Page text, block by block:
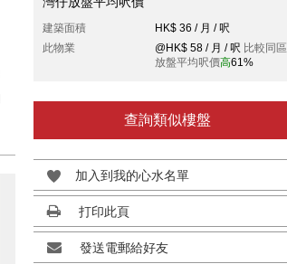
建築面積
HK$ 36 / 月 / 呎
此物業
@HK$ 58 / 月 / 呎 比較同區
放盤平均呎價高61%
查詢類似樓盤
加入到我的心水名單
打印此頁
發送電郵給好友